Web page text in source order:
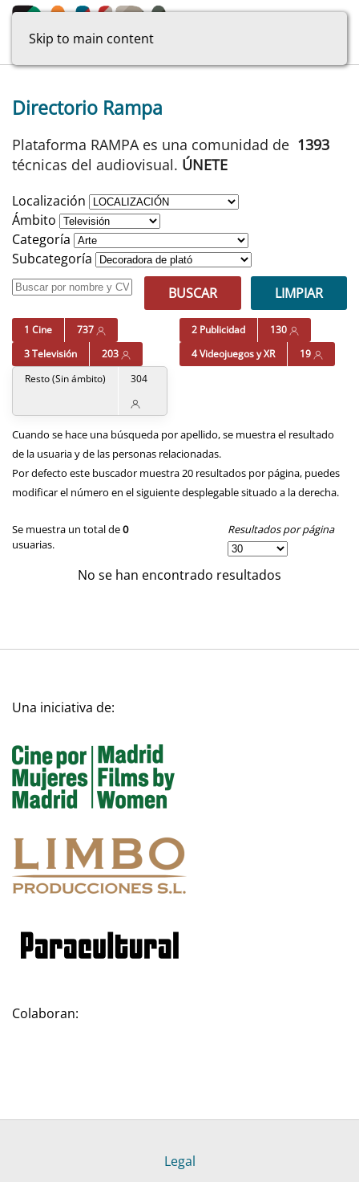
Skip to main content
Directorio Rampa
Plataforma RAMPA es una comunidad de 1393
técnicas del audiovisual. ÚNETE
Localización
Ámbito
Categoría
Subcategoría
BUSCAR
LIMPIAR
1 Cine 737 2 Publicidad
130
3 Televisión
203 4 Videojuegos y XR
19
Resto (Sin ámbito)
304
Cuando se hace una búsqueda por apellido, se muestra el resultado
de la usuaria y de las personas relacionadas.
Por defecto este buscador muestra 20 resultados por página, puedes
modificar el número en el siguiente desplegable situado a la derecha.
Se muestra un total de0
usuarias.
Resultados por página
No se han encontrado resultados
Una iniciativa de:
Colaboran:
Legal